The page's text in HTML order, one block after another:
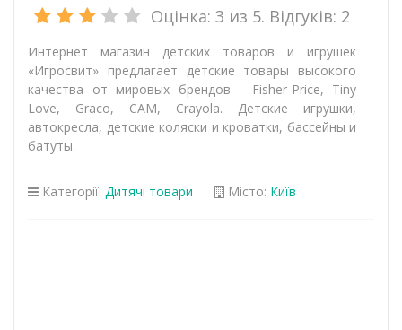
Оцінка: 3 из 5. Відгуків: 2
Интернет магазин детских товаров и игрушек
«Игросвит» предлагает детские товары высокого
качества от мировых брендов - Fisher-Price, Tiny
Love, Graco, САМ, Crayola. Детские игрушки,
автокресла, детские коляски и кроватки, бассейны и
батуты.
Категорії: Дитячі товари Місто: Київ